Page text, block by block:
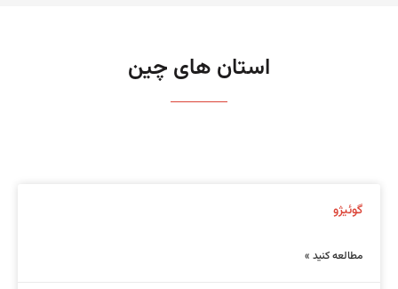
استان های چین
گوئیژو
مطالعه کنید »